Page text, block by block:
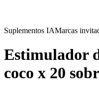
Suplementos IAMarcas
Estimulador
coco x 20